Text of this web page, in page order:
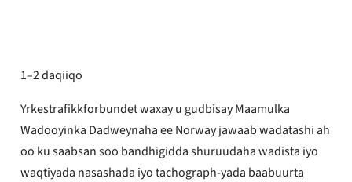
1–2 daqiiqo
Yrkestrafikkforbundet waxay u gudbisay Maamulka
Wadooyinka Dadweynaha ee Norway jawaab wadatashi ah
oo ku saabsan soo bandhigidda shuruudaha wadista iyo
waqtiyada nasashada iyo tachograph-yada baabuurta